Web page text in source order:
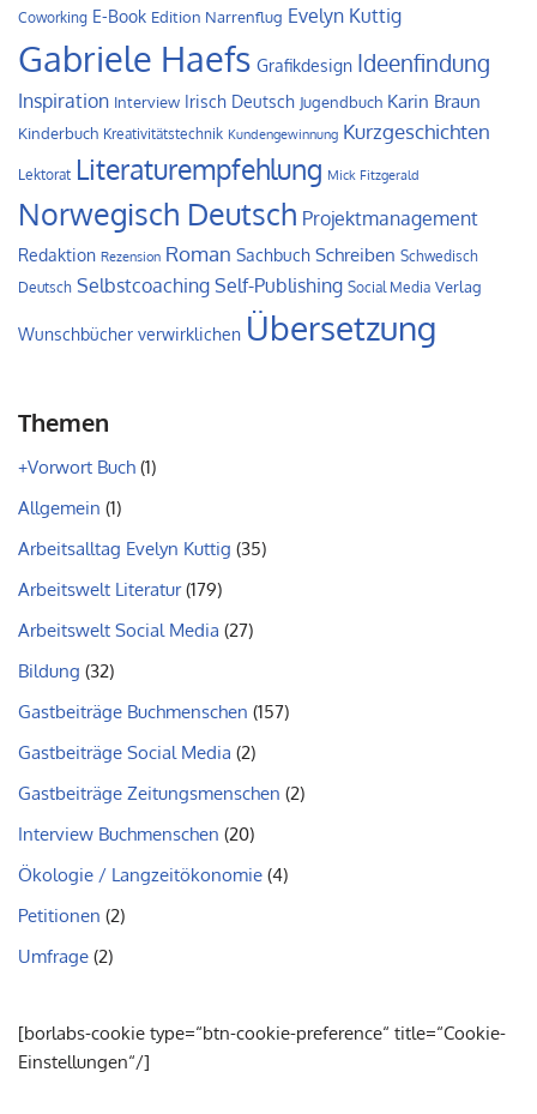
Coworking E-Book Edition Narrenflug Evelyn Kuttig
Gabriele Haefs Grafikdesign Ideenfindung
Inspiration Interview Irisch Deutsch Jugendbuch Karin Braun
Kinderbuch Kreativitätstechnik Kundengewinnung Kurzgeschichten
Lektorat Literaturempfehlung Mick Fitzgerald
Norwegisch Deutsch Projektmanagement
Redaktion Rezension Roman Sachbuch Schreiben Schwedisch
Deutsch Selbstcoaching Self-Publishing Social Media Verlag
Wunschbücher verwirklichen Übersetzung
Themen
+Vorwort Buch (1)
Allgemein (1)
Arbeitsalltag Evelyn Kuttig (35)
Arbeitswelt Literatur(179)
Arbeitswelt Social Media (27)
Bildung (32)
Gastbeiträge Buchmenschen (157)
Gastbeiträge Social Media (2)
Gastbeiträge Zeitungsmenschen (2)
Interview Buchmenschen (20)
Ökologie / Langzeitökonomie (4)
Petitionen (2)
Umfrage (2)
[borlabs-cookie type=“btn-cookie-preference“ title=“Cookie-
Einstellungen“/]